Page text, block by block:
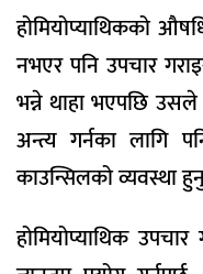
होमियोप्याथिकको
नभएर पनि उपचार
भन्ने थाहा भएपछि उसले
अन्त्य गर्नका लागि
काउन्सिलको व्यवस्था
होमियोप्याथिक उपचार